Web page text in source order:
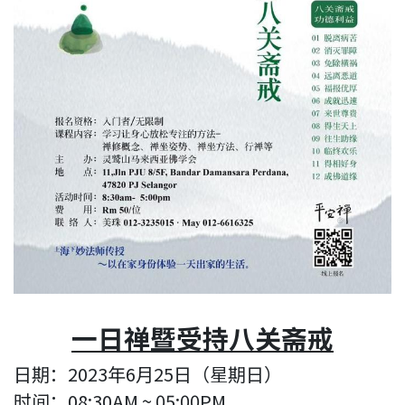
一日禅暨受持八关斋戒
日期：2023年6月25日（星期日）